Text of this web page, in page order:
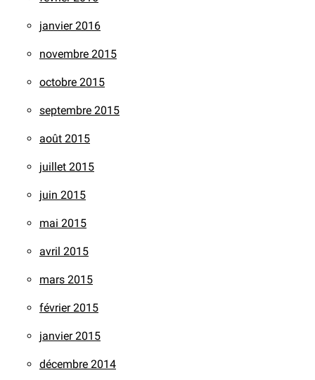
janvier 2016
novembre 2015
octobre 2015
septembre 2015
août 2015
juillet 2015
juin 2015
mai 2015
avril 2015
mars 2015
février 2015
janvier 2015
décembre 2014